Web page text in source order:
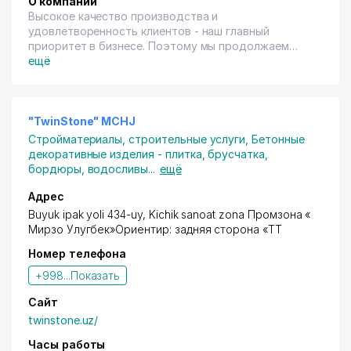
Высокое качество производства и
удовлетворенность клиентов - наш главный
приоритет в бизнесе. Поэтому мы продолжаем
совершенствовать качество продукции и имеем
продуктов. Европейские стандарты. Высокое
качество. Производство UNICHEM, оборудованное
по последним технологиям и европейским
стандартам, отвечает всем нормам качества и
сертификации стран-партнёров. UNICHEM
представляет на мировом рынке марки: UNICAS
(герметики), UNIRHEO (добавки для бетонной
смеси), UNIPOL (акриловая дисперсия). Основы
политики качества: Мы постоянно совершенствуем
и развиваем качество наших товаров, чтобы
привнести новую перспективу в наш сектор. Мы
стремимся удовлетворить наших клиентов,
выполнив их ожидания по качеству и стоимости
товаров и сопутствующих услуг в определенное
время. Основы политики качества: Мы постоянно
совершенствуем и развиваем качество наших
ещё
"TwinStone" MCHJ
Стройматериалы, строительные услуги ,Бетонные
декоративные изделия - плитка, брусчатка,
бордюры, водосливы... ещё
Адрес
Buyuk ipak yoli 434-uy, Kichik sanoat zona Промзона «
Мирзо Улугбек»Ориентир: задняя сторона «ТТ
Номер телефона
+998...Показать
Сайт
twinstone.uz/
Часы работы